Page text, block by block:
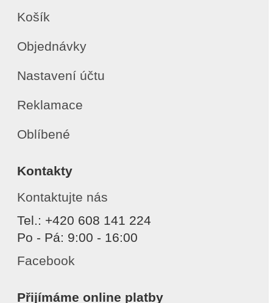
Košík
Objednávky
Nastavení účtu
Reklamace
Oblíbené
Kontakty
Kontaktujte nás
Tel.: +420 608 141 224
Po - Pá: 9:00 - 16:00
Facebook
Přijímáme online platby